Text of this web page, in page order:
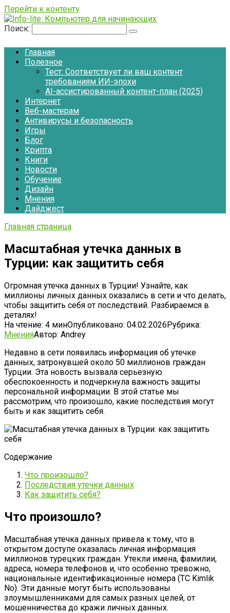
Перейти к контенту
Поиск:
Главная
Полезное
Тест: Соответствует ли ваш контент
требованиям ИИ-эпохи
AI-ассистированный контент-план (2025)
Интернет
Веб-мастерам
Антивирусы и безопасность
Игры
Блог
Крипта
Книги
Новости
Обучение
Дизайн
Мнения
Дайджест
Главная страница
Масштабная утечка данных в
Турции: как защитить себя
Огромная утечка данных в Турции! Узнайте, как
миллионы личных данных оказались в сети и что делать,
чтобы защитить себя от последствий. Разбираемся в
деталях!
На чтение: 4 минОпубликовано: 04.02.2026Рубрика:
МненияАвтор: Andrey
Недавно в сети появилась информация об утечке
данных, затронувшей около 50 миллионов граждан
Турции. Эта новость вызвала серьезную
обеспокоенность и подчеркнула важность защиты
персональной информации. В этой статье мы
рассмотрим, что произошло, какие последствия могут
быть и как защитить себя.
Содержание
Что произошло?
Последствия утечки данных
Как защитить себя?
Что произошло?
Масштабная утечка данных привела к тому, что в
открытом доступе оказалась личная информация
миллионов турецких граждан. Утекли имена, фамилии,
адреса, номера телефонов и, что особенно тревожно,
национальные идентификационные номера (TC Kimlik
No). Эти данные могут быть использованы
злоумышленниками для самых разных целей, от
мошенничества до кражи личных данных.